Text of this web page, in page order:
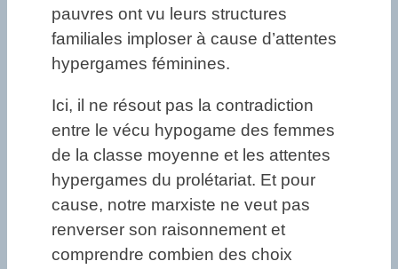
pauvres ont vu leurs structures
familiales imploser à cause d’attentes
hypergames féminines.
Ici, il ne résout pas la contradiction
entre le vécu hypogame des femmes
de la classe moyenne et les attentes
hypergames du prolétariat. Et pour
cause, notre marxiste ne veut pas
renverser son raisonnement et
comprendre combien des choix